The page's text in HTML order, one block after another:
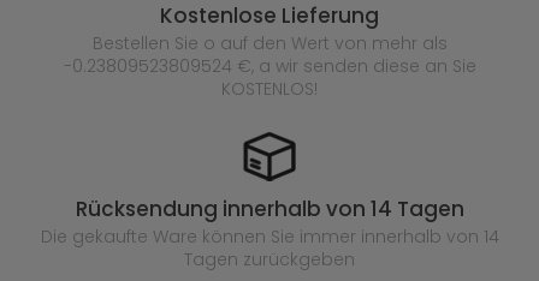
Kostenlose Lieferung
Bestellen Sie o auf den Wert von mehr als
-0.23809523809524 €, a wir senden diese an Sie
KOSTENLOS!
Rücksendung innerhalb von 14 Tagen
Die gekaufte Ware können Sie immer innerhalb von 14
Tagen zurückgeben